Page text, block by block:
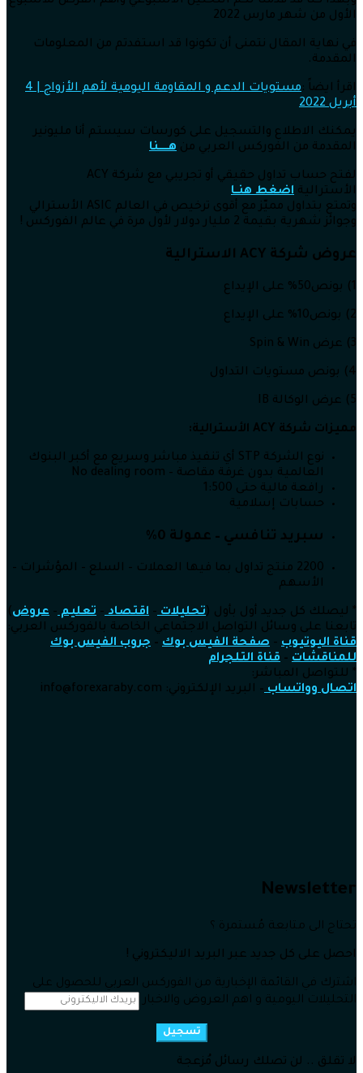
الأول من شهر مارس 2022
في نهاية المقال نتمنى أن تكونوا قد استفدتم من المعلومات
المقدمة.
اقرأ ايضاً :
مستويات الدعم و المقاومة اليومية لأهم الأزواج | 4
أبريل 2022
يمكنك الاطلاع والتسجيل على كورسات سيستم أنا مليونير
المقدمة من الفوركس العربي من هــــــنا
لفتح حساب تداول حقيقي أو تجريبي مع شركة ACY
الأسترالية اضغط هنــا
وتمتع بتداول مميّز مع أقوى ترخيص في العالم ASIC الأسترالي
وجوائز شهرية بقيمة 2 مليار دولار لأول مرة في عالم الفوركس !
عروض شركة ACY الاسترالية
1) بونص50% على الإيداع
2) بونص10% على الإيداع
3) عرض Spin & Win
4) بونص مستويات التداول
5) عرض الوكالة IB
مميزات شركة ACY الأسترالية:
نوع الشركة STP أي تنفيذ مباشر وسريع مع أكبر البنوك
العالمية بدون غرفة مقاصة – No dealing room
رافعة مالية حتى 1:500
حسابات إسلامية
سبريد تنافسي – عمولة 0%
2200 منتج تداول بما فيها العملات – السلع – المؤشرات –
الأسهم
* ليصلك كل جديد أول بأول (تحليلات– اقتصاد– تعليم– عروض)
تابعنا على وسائل التواصل الاجتماعي الخاصة بالفوركس العربي:
قناة اليوتيوب – صفحة الفيس بوك – جروب الفيس بوك
للمناقشات – قناة التلجرام
* للتواصل المباشر:
اتصال وواتساب– البريد الإلكتروني: info@forexaraby.com
Newsletter
تحتاج الى متابعة مُستمرة ؟
احصل على كل جديد عبر البريد الاليكتروني !
اشترك في القائمة الإخبارية من الفوركس العربي للحصول على
التحليلات اليومية و اهم العروض والاخبار
تسجيل
لا تقلق .. لن تصلك رسائل مُزعجة